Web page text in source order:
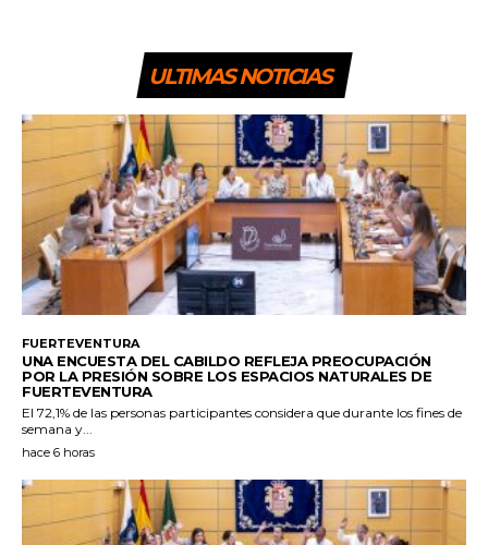
ULTIMAS NOTICIAS
FUERTEVENTURA
UNA ENCUESTA DEL CABILDO REFLEJA PREOCUPACIÓN
POR LA PRESIÓN SOBRE LOS ESPACIOS NATURALES DE
FUERTEVENTURA
El 72,1% de las personas participantes considera que durante los fines de
semana y...
hace 6 horas